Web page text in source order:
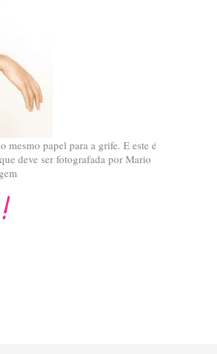
mesmo papel para a grife. E este é
deve ser fotografada por Mario